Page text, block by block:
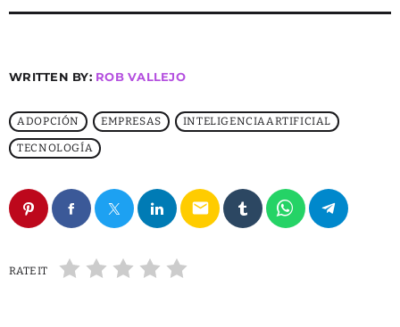
WRITTEN BY: ROB VALLEJO
ADOPCIÓN EMPRESAS INTELIGENCIAARTIFICIAL
TECNOLOGÍA
email
RATE IT